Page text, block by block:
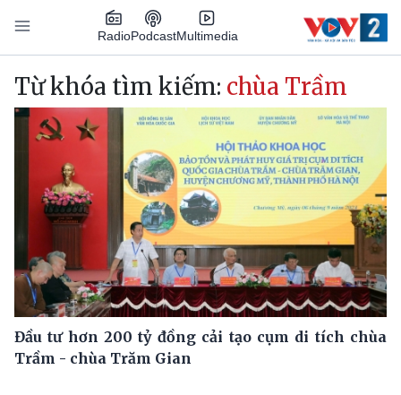
Nhảy đến nội dung
RadioPodcastMultimedia
Main navigation
Từ khóa tìm kiếm: chùa Trầm
Đầu tư hơn 200 tỷ đồng cải tạo cụm di tích chùa
Trầm - chùa Trăm Gian